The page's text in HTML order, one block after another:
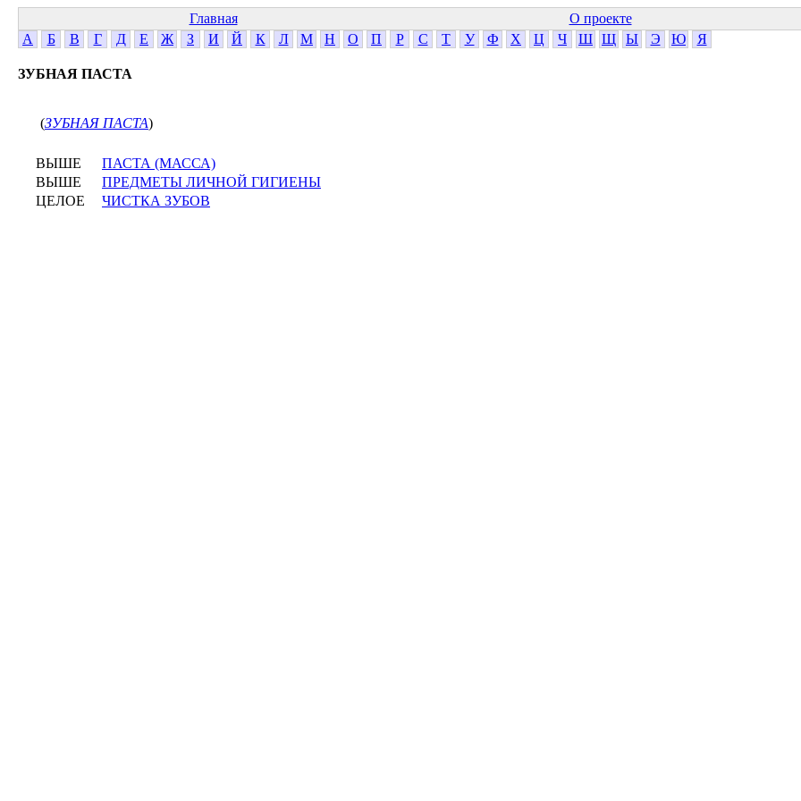
Главная О проекте
А
Б В Г Д Е Ж З И Й К Л М Н О П Р С Т У Ф Х Ц Ч Ш Щ Ы Э Ю Я
ЗУБНАЯ ПАСТА
(ЗУБНАЯ ПАСТА)
ВЫШЕ
ПАСТА (МАССА)
ВЫШЕ
ПРЕДМЕТЫ ЛИЧНОЙ ГИГИЕНЫ
ЦЕЛОЕ
ЧИСТКА ЗУБОВ